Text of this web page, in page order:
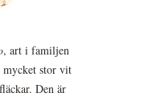
, art i familjen
stor vit
Den är